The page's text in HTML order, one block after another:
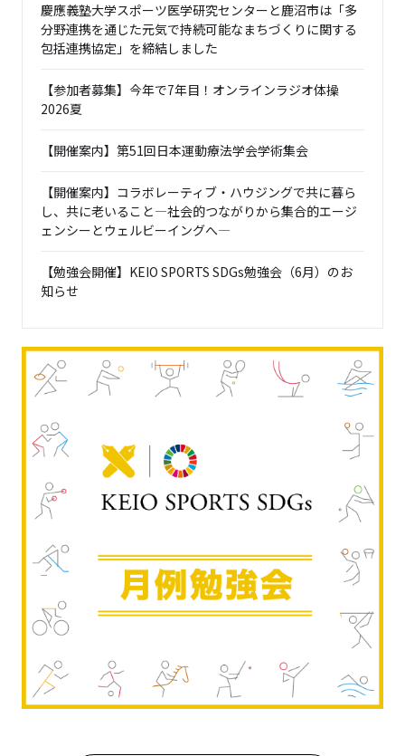
慶應義塾大学スポーツ医学研究センターと鹿沼市は「多
分野連携を通じた元気で持続可能なまちづくりに関する
包括連携協定」を締結しました
【参加者募集】今年で7年目！オンラインラジオ体操
2026夏
【開催案内】第51回日本運動療法学会学術集会
【開催案内】コラボレーティブ・ハウジングで共に暮ら
し、共に老いること―社会的つながりから集合的エージ
ェンシーとウェルビーイングへ―
【勉強会開催】KEIO SPORTS SDGs勉強会（6月）のお
知らせ